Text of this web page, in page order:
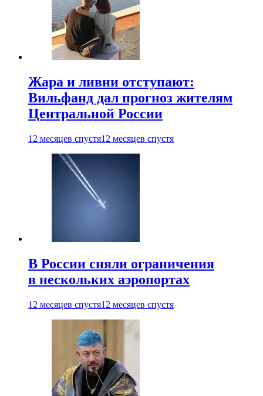
Жара и ливни отступают:
Вильфанд дал прогноз жителям
Центральной России
12 месяцев спустя12 месяцев спустя
В России сняли ограничения
в нескольких аэропортах
12 месяцев спустя12 месяцев спустя